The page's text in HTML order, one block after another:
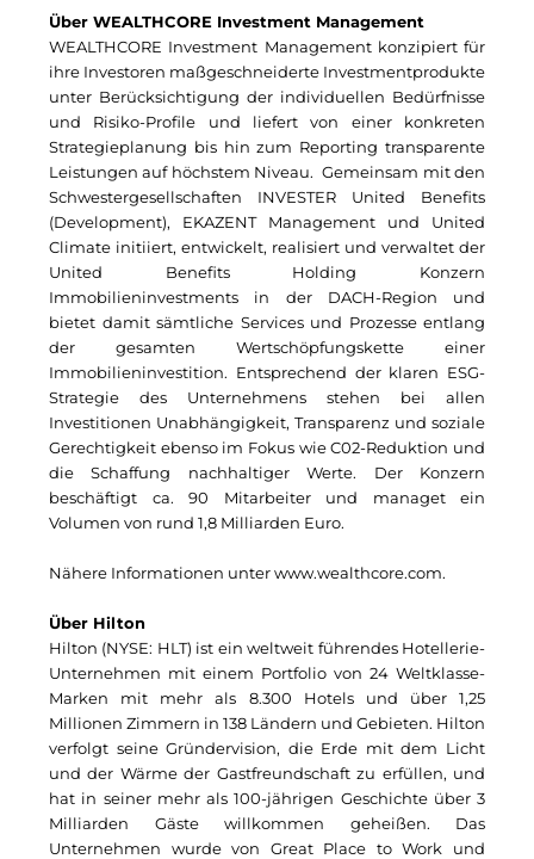
Georg-Kronawitter-Platz
Gesangskollektiv Michael Ritter
H2Global
Hallberger Kultursommer
Hausbank München
HERZOG MAX
Hotel Königshof München GmbH & Co. KG
IGENUS Immobilien
Initiative Central Quartier
KERNenergie
Malerei & Auftragsmalerei Nikolaus Kriese
Munich Art District (MAD)
MünchenBau
Münchner Wohnen
Munich Airport Business Park
Über WEALTHCORE Investment Management
WEALTHCORE Investment Management konzipiert für
ihre Investoren maßgeschneiderte Investmentprodukte
unter Berücksichtigung der individuellen Bedürfnisse
und Risiko-Profile und liefert von einer konkreten
Strategieplanung bis hin zum Reporting transparente
Leistungen auf höchstem Niveau. Gemeinsam mit den
Schwestergesellschaften INVESTER United Benefits
(Development), EKAZENT Management und United
Climate initiiert, entwickelt, realisiert und verwaltet der
United Benefits Holding Konzern
Immobilieninvestments in der DACH-Region und
bietet damit sämtliche Services und Prozesse entlang
der gesamten Wertschöpfungskette einer
Immobilieninvestition. Entsprechend der klaren ESG-
Strategie des Unternehmens stehen bei allen
Investitionen Unabhängigkeit, Transparenz und soziale
Gerechtigkeit ebenso im Fokus wie C02-Reduktion und
die Schaffung nachhaltiger Werte. Der Konzern
beschäftigt ca. 90 Mitarbeiter und managet ein
Volumen von rund 1,8 Milliarden Euro.
Nähere Informationen unterwww.wealthcore.com.
Über Hilton
Hilton (NYSE: HLT) ist ein weltweit führendes Hotellerie-
Unternehmen mit einem Portfolio von 24 Weltklasse-
Marken mit mehr als 8.300 Hotels und über 1,25
Millionen Zimmern in 138 Ländern und Gebieten. Hilton
verfolgt seine Gründervision, die Erde mit dem Licht
und der Wärme der Gastfreundschaft zu erfüllen, und
hat in seiner mehr als 100-jährigen Geschichte über 3
Milliarden Gäste willkommen geheißen. Das
Unternehmen wurde von Great Place to Work und